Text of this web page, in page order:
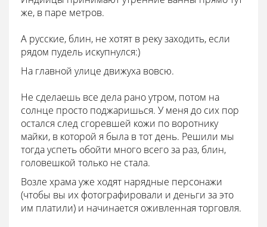
же, в паре метров.
А русские, блин, не хотят в реку заходить, если
рядом пудель искупнулся:)
На главной улице движуха вовсю.
Не сделаешь все дела рано утром, потом на
солнце просто поджаришься. У меня до сих пор
остался след сгоревшей кожи по воротнику
майки, в которой я была в тот день. Решили мы
тогда успеть обойти много всего за раз, блин,
головешкой только не стала.
Возле храма уже ходят нарядные персонажи
(чтобы вы их фотографировали и деньги за это
им платили) и начинается оживленная торговля.